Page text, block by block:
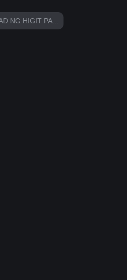
NG HIGIT PA...